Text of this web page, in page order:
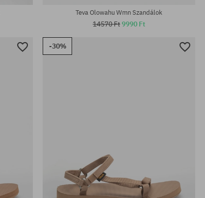
Teva Olowahu Wmn Szandálok
14570 Ft9990 Ft
-30%